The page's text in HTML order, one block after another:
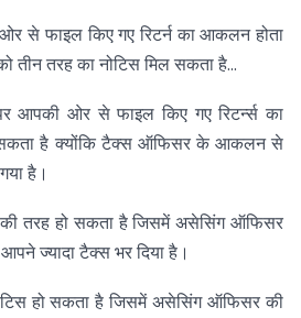
से फाइल किए गए रिटर्न का आकलन होता
तरह का नोटिस मिल सकता है…
आपकी ओर से फाइल किए गए रिटर्न्स का
है क्योंकि टैक्स ऑफिसर के आकलन से
है।
तरह हो सकता है जिसमें असेसिंग ऑफिसर
ज्यादा टैक्स भर दिया है।
हो सकता है जिसमें असेसिंग ऑफिसर की